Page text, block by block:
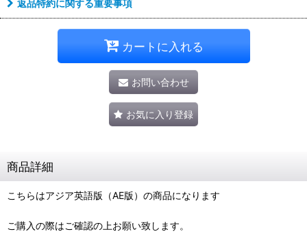
返品特約に関する重要事項
カートに入れる
お問い合わせ
お気に入り登録
商品詳細
こちらはアジア英語版（AE版）の商品になります
ご購入の際はご確認の上お願い致します。